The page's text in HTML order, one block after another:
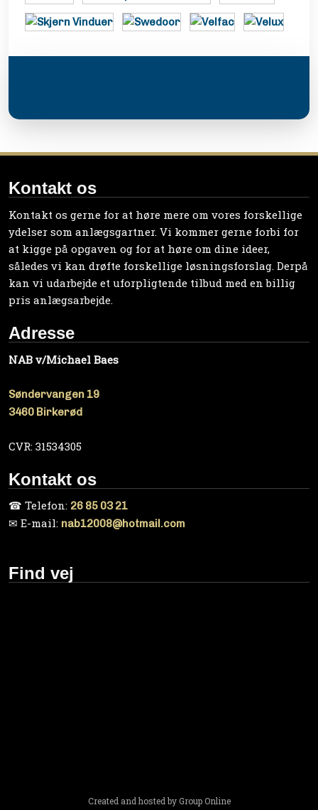
Kontakt os
Kontakt os gerne for at høre mere om vores forskellige
ydelser som anlægsgartner. Vi kommer gerne forbi for
at kigge på opgaven og for at høre om dine ideer,
således vi kan drøfte forskellige løsningsforslag. Derpå
kan vi udarbejde et uforpligtende tilbud med en billig
pris anlægsarbejde.
Adresse
NAB v/Michael Baes
Søndervangen 19
​3460 Birkerød
CVR: 31534305
Kontakt os
☎ Telefon: 26 85 03 21
✉ E-mail: nab12008@hotmail.com
Find vej
Created and hosted by Group Online